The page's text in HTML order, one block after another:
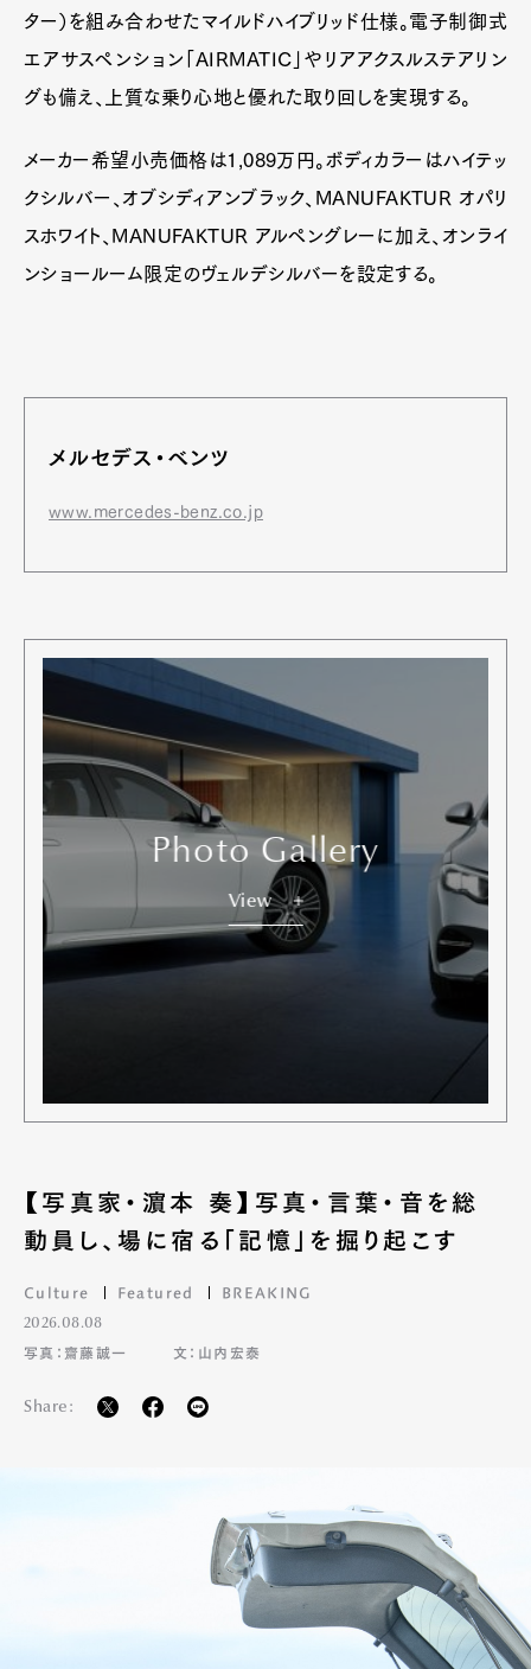
ター）を組み合わせたマイルドハイブリッド仕様。電子制御式
エアサスペンション「AIRMATIC」やリアアクスルステアリン
グも備え、上質な乗り心地と優れた取り回しを実現する。
メーカー希望小売価格は1,089万円。ボディカラーはハイテッ
クシルバー、オブシディアンブラック、MANUFAKTUR オパリ
スホワイト、MANUFAKTUR アルペングレーに加え、オンライ
ンショールーム限定のヴェルデシルバーを設定する。
メルセデス・ベンツ
www.mercedes-benz.co.jp
Photo Gallery
View
【写真家・濵本 奏】写真・言葉・音を総
動員し、場に宿る「記憶」を掘り起こす
Culture Featured BREAKING
2026.08.08
写真：齋藤誠一
文：山内宏泰
Share: